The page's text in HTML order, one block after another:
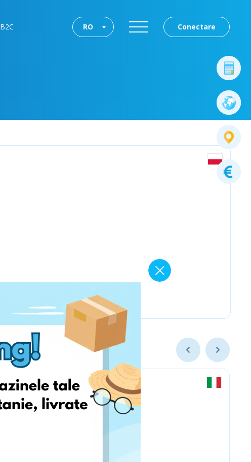
B2C Conectare
RO